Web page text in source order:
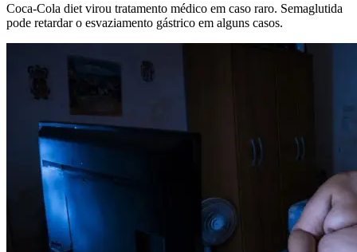
Coca-Cola diet virou tratamento médico em caso raro. Semaglutida
pode retardar o esvaziamento gástrico em alguns casos.